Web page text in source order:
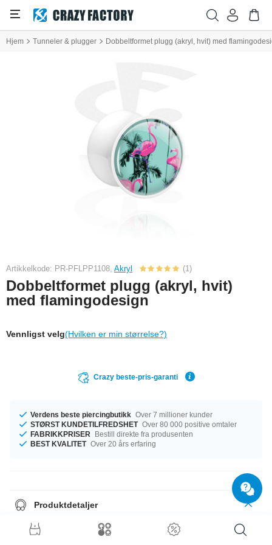
Hjem Tunneler & plugger Dobbeltformet plugg (akryl, hvit) med
Artikkelkode: PR-PFLPP1108, Akryl (1)
Dobbeltformet plugg (akryl, hvit)
med flamingodesign
Vennligst velg(Hvilken er min størrelse?)
Crazy beste-pris-garanti
Verdens beste piercingbutikk Over 7 millioner kunder
STØRST KUNDETILFREDSHET Over 80 000 positive omtaler
FABRIKKPRISER
Bestill direkte fra produsenten
BEST KVALITET Over 20 års erfaring
Produktdetaljer
Vi ordner det, uansett hvilken størrelse du trenger. Du kan velge diameter
fra 8 mm til 50 mm. En unik artikkel til en utrolig pris!